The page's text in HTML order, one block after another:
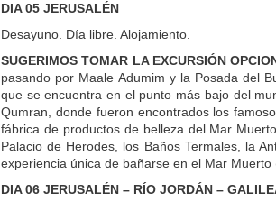
DIA 05 JERUSALÉN
Desayuno. Día libre. Alojamiento.
SUGERIMOS TOMAR LA EXCURSIÓN
pasando por Maale Adumim y la Posada del
que se encuentra en el punto más bajo del
Qumran, donde fueron encontrados los
fábrica de productos de belleza del Mar
Palacio de Herodes, los Baños Termales, la
experiencia única de bañarse en el Mar Muerto
DIA 06 JERUSALÉN – RÍO JORDÁN –